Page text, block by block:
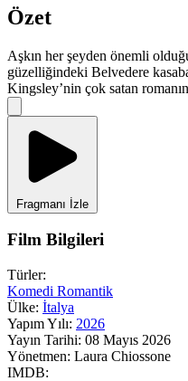
Özet
Aşkın her şeyden önemli
güzelliğindeki Belvedere
Kingsley’nin çok satan
Fragmanı İzle
Film Bilgileri
Türler:
Komedi Romantik
Ülke: İtalya
Yapım Yılı: 2026
Yayın Tarihi: 08 Mayıs 2026
Yönetmen: Laura Chiossone
IMDB: